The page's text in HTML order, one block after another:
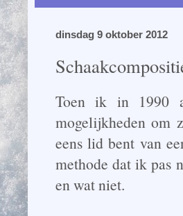
dinsdag 9 oktober 2012
Toen ik in 1990
mogelijkheden om
eens lid bent van
methode dat ik pas
en wat niet.